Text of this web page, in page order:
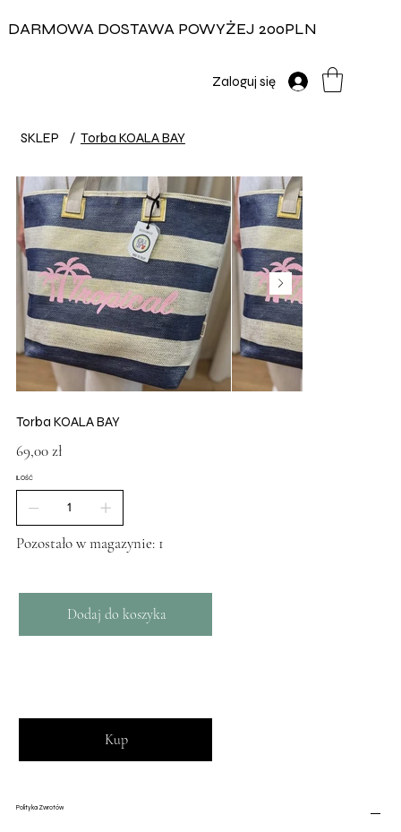
DARMOWA DOSTAWA POWYŻEJ 200PLN
Zaloguj się
SKLEP / Torba KOALA BAY
Torba KOALA BAY
Cena
69,00 zł
ILOŚĆ
Pozostało w magazynie: 1
Dodaj do koszyka
Kup
Polityka Zwrotów